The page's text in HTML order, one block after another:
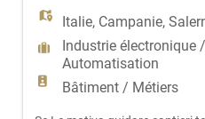
In
Italie, Campanie,
Industrie électronique /
Automatisation
Bâtiment / Métiers